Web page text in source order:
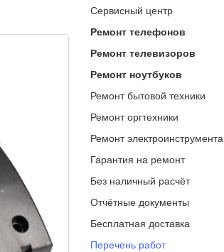
Сервисный центр
Ремонт телефонов
Ремонт телевизоров
Ремонт ноутбуков
Ремонт бытовой техники
Ремонт оргтехники
Ремонт электроинструмента
Гарантия на ремонт
Без наличный расчёт
Отчётные документы
Бесплатная доставка
Перечень работ